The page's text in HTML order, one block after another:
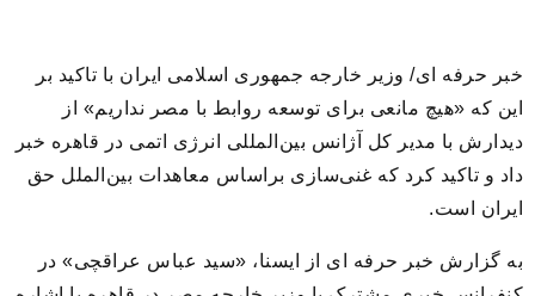
خبر حرفه ای/ وزیر خارجه جمهوری اسلامی ایران با تاکید بر
این که «هیچ مانعی برای توسعه روابط با مصر نداریم» از
دیدارش با مدیر کل آژانس بین‌المللی انرژی اتمی در قاهره خبر
داد و تاکید کرد که غنی‌سازی براساس معاهدات بین‌الملل حق
ایران است.
به گزارش خبر حرفه ای از ایسنا، «سید عباس عراقچی» در